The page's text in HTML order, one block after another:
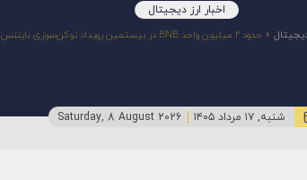
اخبار ارز دیجیتال
دیجیتال » حدود 2 میلیون واحد BNB در بیستمین رویداد توکن‌سوزی بایننس سوزانده شد.
شنبه, ۱۷ مرداد ۱۴۰۵ Saturday, 8 August 2026